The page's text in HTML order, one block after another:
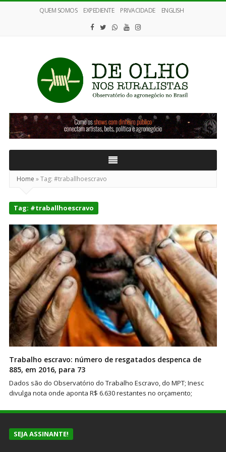
QUEM SOMOS EXPEDIENTE PRIVACIDADE ENGLISH
De
Olho
nos
Home »Tag: #traballhoescravo
Tag: #traballhoescravo
Trabalho escravo: número de resgatados despenca de
885, em 2016, para 73
Dados são do Observatório do Trabalho Escravo, do MPT; Inesc
divulga nota onde aponta R$ 6.630 restantes no orçamento;
SEJA ASSINANTE!